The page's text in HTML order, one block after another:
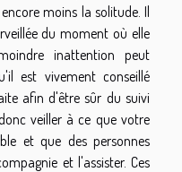
moins la solitude. Il
du moment où elle
inattention peut
est vivement conseillé
afin d'être sûr du suivi
veiller à ce que votre
et que des personnes
et l'assister. Ces